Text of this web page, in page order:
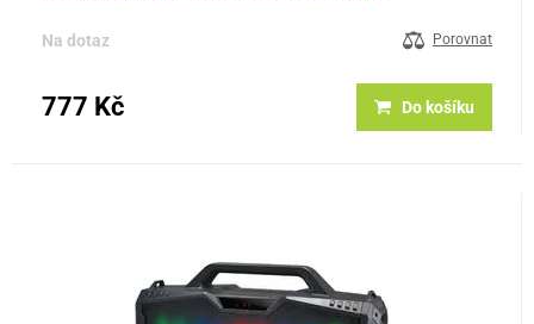
Na dotaz Porovnat
777 Kč Do košíku